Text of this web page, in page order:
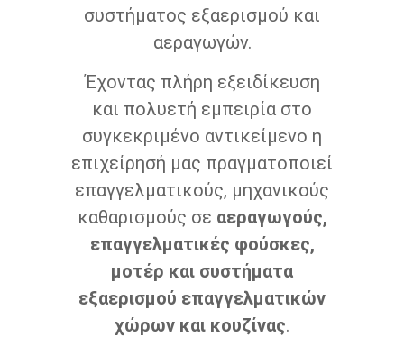
συστήματος εξαερισμού και
αεραγωγών.
Έχοντας πλήρη εξειδίκευση
και πολυετή εμπειρία στο
συγκεκριμένο αντικείμενο η
επιχείρησή μας πραγματοποιεί
επαγγελματικούς, μηχανικούς
καθαρισμούς σε αεραγωγούς,
επαγγελματικές φούσκες,
μοτέρ και συστήματα
εξαερισμού επαγγελματικών
χώρων και κουζίνας.